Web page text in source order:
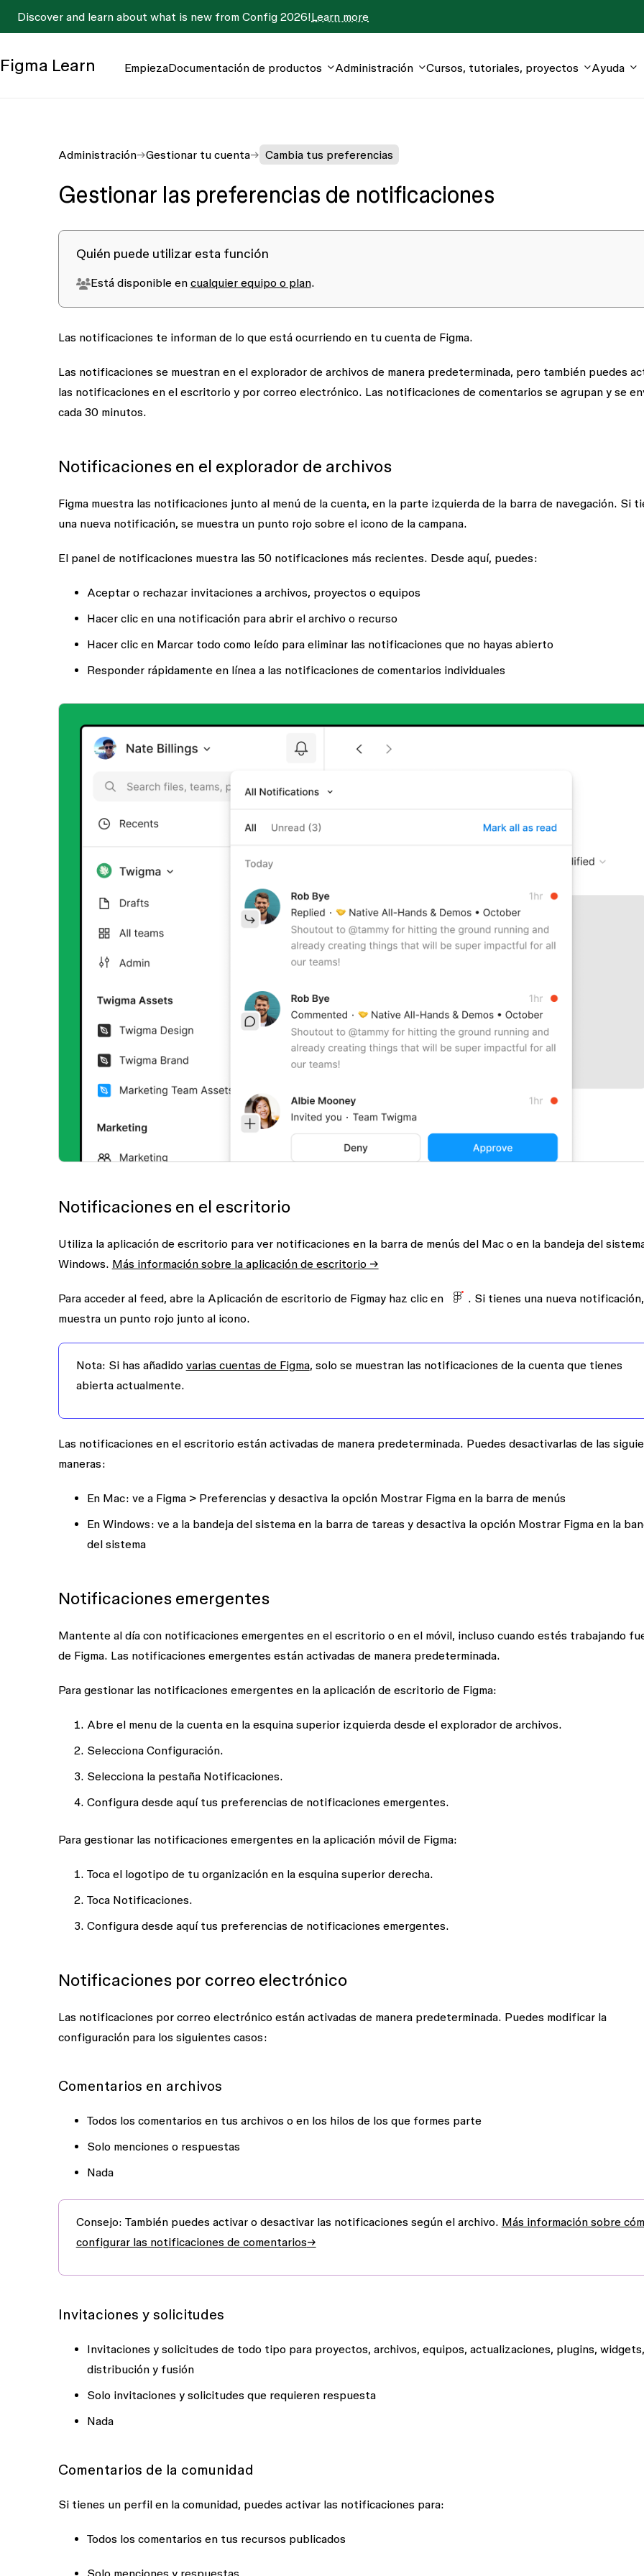
Discover and learn about what is new from Config 2026!Learn more
Figma Learn EmpiezaDocumentación de productos Administración Cursos, tutoriales, proyectos Ayuda
Administración Gestionar tu cuenta Cambia tus preferencias
Gestionar las preferencias de notificaciones
Quién puede utilizar esta función
Está disponible en cualquier equipo o plan.
Las notificaciones te informan de lo que está ocurriendo en tu cuenta de Figma.
Las notificaciones se muestran en el explorador de archivos de manera predeterminada, pero también puedes
las notificaciones en el escritorio y por correo electrónico. Las notificaciones de comentarios se agrupan y se
cada 30 minutos.
Notificaciones en el explorador de archivos
Figma muestra las notificaciones junto al menú de la cuenta, en la parte izquierda de la barra de navegación. Si
una nueva notificación, se muestra un punto rojo sobre el icono de la campana.
El panel de notificaciones muestra las 50 notificaciones más recientes. Desde aquí, puedes:
Aceptar o rechazar invitaciones a archivos, proyectos o equipos
Hacer clic en una notificación para abrir el archivo o recurso
Hacer clic en Marcar todo como leído para eliminar las notificaciones que no hayas abierto
Responder rápidamente en línea a las notificaciones de comentarios individuales
Notificaciones en el escritorio
Utiliza la aplicación de escritorio para ver notificaciones en la barra de menús del Mac o en la bandeja del
Windows. Más información sobre la aplicación de escritorio →
Para acceder al feed, abre la Aplicación de escritorio de Figmay haz clic en
. Si tienes una nueva
muestra un punto rojo junto al icono.
Nota: Si has añadido varias cuentas de Figma, solo se muestran las notificaciones de la cuenta que tienes
abierta actualmente.
Las notificaciones en el escritorio están activadas de manera predeterminada. Puedes desactivarlas de las
maneras:
En Mac: ve a Figma> Preferenciasy desactiva la opción Mostrar Figma en la barra de menús
En Windows: ve a la bandeja del sistema en la barra de tareas y desactiva la opción Mostrar Figma en la
del sistema
Notificaciones emergentes
Mantente al día con notificaciones emergentes en el escritorio o en el móvil, incluso cuando estés trabajando
de Figma. Las notificaciones emergentes están activadas de manera predeterminada.
Para gestionar las notificaciones emergentes en la aplicación de escritorio de Figma:
Abre el menu de la cuenta en la esquina superior izquierda desde el explorador de archivos.
Selecciona Configuración.
Selecciona la pestaña Notificaciones.
Configura desde aquí tus preferencias de notificaciones emergentes.
Para gestionar las notificaciones emergentes en la aplicación móvil de Figma:
Toca el logotipo de tu organización en la esquina superior derecha.
Toca Notificaciones.
Configura desde aquí tus preferencias de notificaciones emergentes.
Notificaciones por correo electrónico
Las notificaciones por correo electrónico están activadas de manera predeterminada. Puedes modificar la
configuración para los siguientes casos:
Comentarios en archivos
Todos los comentarios en tus archivos o en los hilos de los que formes parte
Solo menciones o respuestas
Nada
Consejo: También puedes activar o desactivar las notificaciones según el archivo. Más información sobre
configurar las notificaciones de comentarios→
Invitaciones y solicitudes
Invitaciones y solicitudes de todo tipo para proyectos, archivos, equipos, actualizaciones, plugins,
distribución y fusión
Solo invitaciones y solicitudes que requieren respuesta
Nada
Comentarios de la comunidad
Si tienes un perfil en la comunidad, puedes activar las notificaciones para:
Todos los comentarios en tus recursos publicados
Solo menciones y respuestas